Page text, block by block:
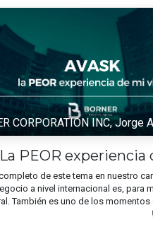
CORPORATION INC, Jorge
PEOR
de este tema en nuestro
a nivel internacional es, para
También es uno de los momentos